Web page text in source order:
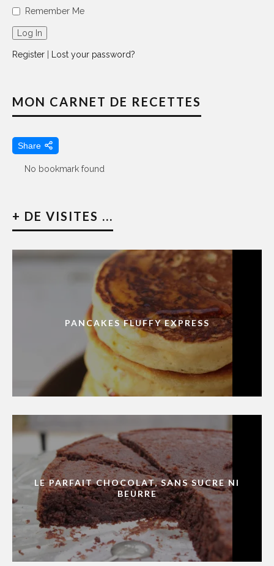
Remember Me
Register Lost your password?
MON CARNET DE RECETTES
Share
No bookmark found
+ DE VISITES ...
PANCAKES FLUFFY EXPRESS
LE PARFAIT CHOCOLAT, SANS SUCRE NI
BEURRE